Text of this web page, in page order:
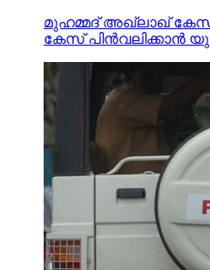
മുഹമ്മദ് അഖ്‌ലാഖ്
കേസ് പിന്‍വലിക്കാന്‍